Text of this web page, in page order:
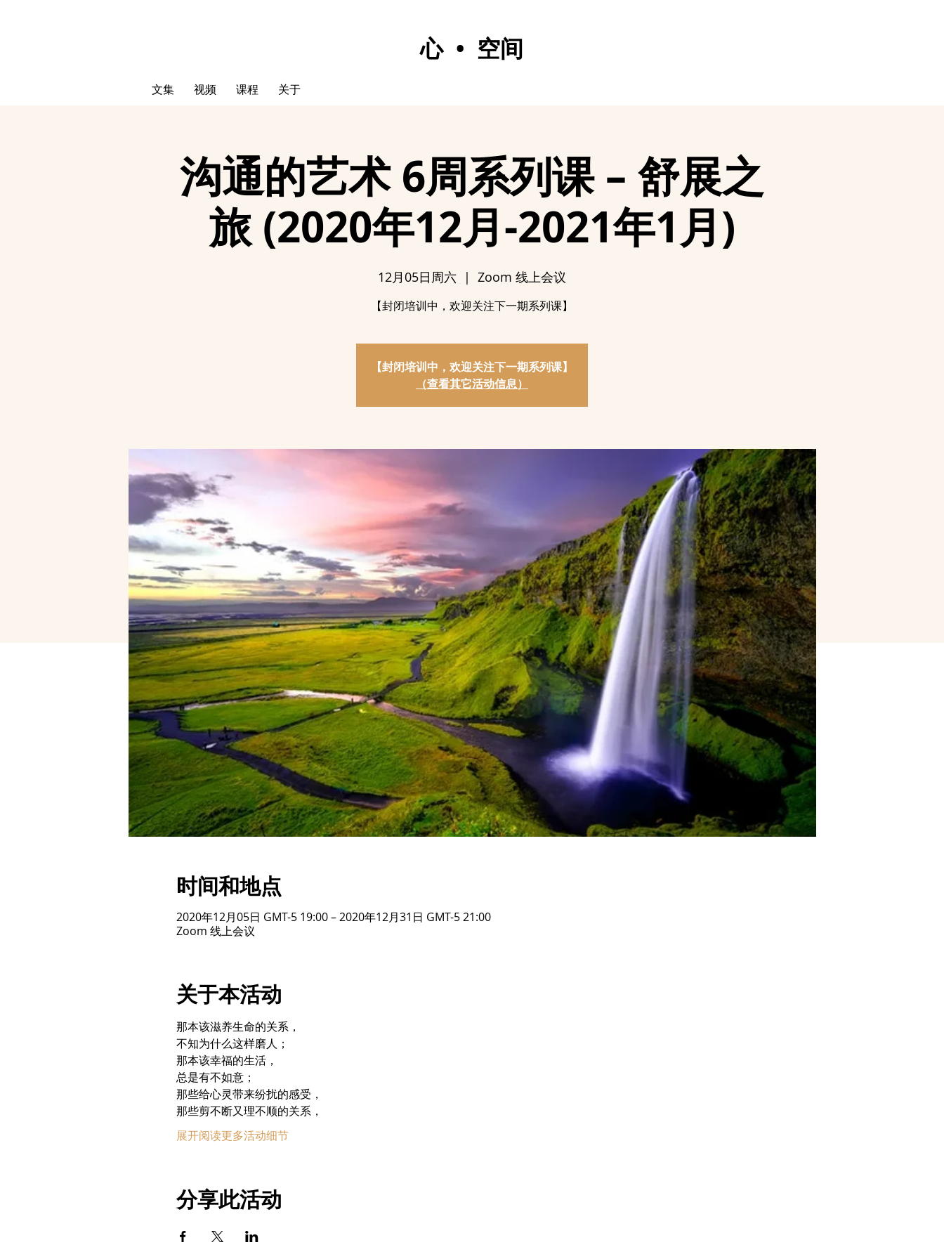
心 • 空间
文集 视频 课程 关于
沟通的艺术 6周系列课 – 舒展之
旅 (2020年12月-2021年1月)
12月05日周六
  |
Zoom 线上会议
【封闭培训中，欢迎关注下一期系列课】
【封闭培训中，欢迎关注下一期系列课】
（查看其它活动信息）
时间和地点
2020年12月05日 GMT-5 19:00 – 2020年12月31日 GMT-5 21:00
Zoom 线上会议
关于本活动
那本该滋养生命的关系，
不知为什么这样磨人；
那本该幸福的生活，
总是有不如意；
那些给心灵带来纷扰的感受，
那些剪不断又理不顺的关系，
展开阅读更多活动细节
分享此活动